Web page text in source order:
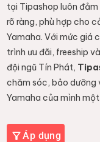
tại Tipashop luôn
rõ ràng, phù hợp cho
Yamaha. Với mức giá
trình ưu đãi, freeship
đội ngũ Tín Phát,
chăm sóc, bảo dưỡng
Yamaha của mình
Áp dụng